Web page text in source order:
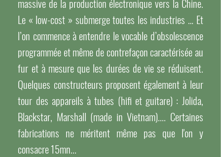
Le « low-cost » submerge toutes les industries … Et
l’on commence à entendre le vocable d’obsolescence
programmée et même de contrefaçon caractérisée au
fur et à mesure que les durées de vie se réduisent.
Quelques constructeurs proposent également à leur
tour des appareils à tubes (hifi et guitare) : Jolida,
Blackstar, Marshall (made in Vietnam).... Certaines
fabrications ne méritent même pas que l'on y
consacre 15mn...